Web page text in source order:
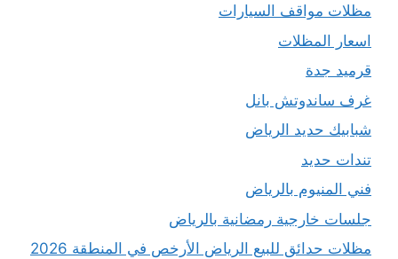
مظلات مواقف السيارات
اسعار المظلات
قرميد جدة
غرف ساندوتش بانل
شبابيك حديد الرياض
تندات حديد
فني المنيوم بالرياض
جلسات خارجية رمضانية بالرياض
مظلات حدائق للبيع الرياض الأرخص في المنطقة 2026